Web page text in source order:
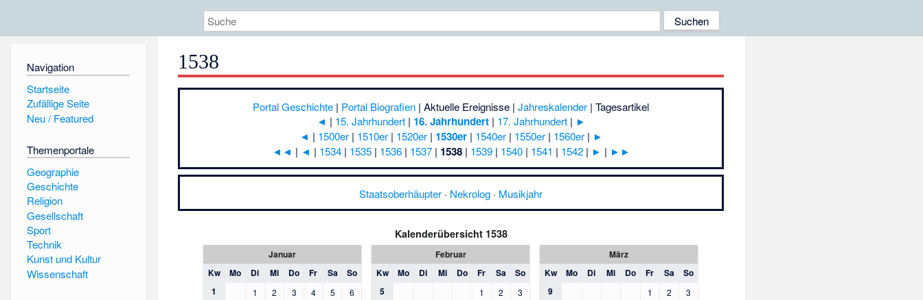
Navigation
Startseite
Zufällige Seite
Neu / Featured
Themenportale
Geographie
Geschichte
Religion
Gesellschaft
Sport
Technik
Kunst und Kultur
Wissenschaft
1538
Portal Geschichte | Portal Biografien |Aktuelle Ereignisse |Jahreskalender |Tagesartikel
◄ | 15. Jahrhundert| 16. Jahrhundert| 17. Jahrhundert| ►
◄ | 1500er| 1510er| 1520er| 1530er| 1540er| 1550er| 1560er| ►
◄◄ | ◄ | 1534| 1535| 1536| 1537| 1538| 1539| 1540| 1541 | 1542| ► | ►►
Staatsoberhäupter · Nekrolog · Musikjahr
Kalenderübersicht 1538
Januar
Kw
Mo Di Mi Do Fr Sa
So
1
1 2 3 4 5 6
Februar
Kw
Mo Di Mi Do Fr Sa
So
5
1 2 3
März
Kw
Mo Di Mi Do Fr Sa
So
9
1 2 3